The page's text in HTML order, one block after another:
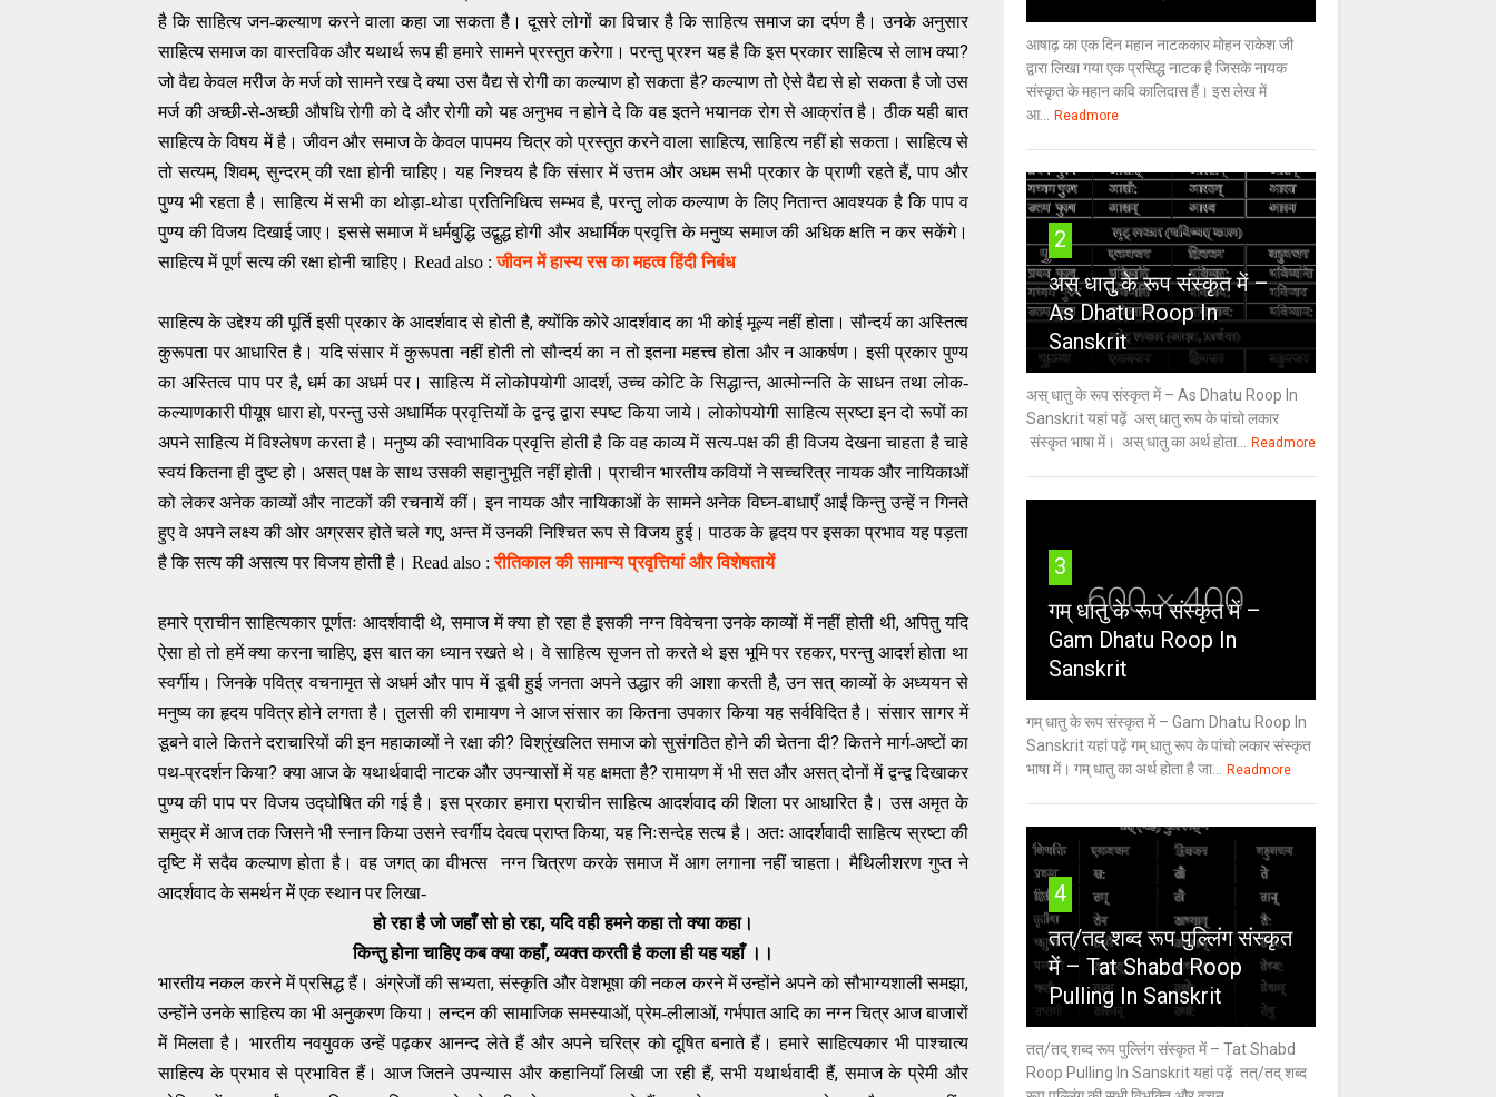
है कि साहित्य जन-कल्याण करने वाला कहा जा सकता है। दूसरे लोगों का विचार है कि साहित्य समाज का दर्पण है। उनके अनुसार
साहित्य समाज का वास्तविक और यथार्थ रूप ही हमारे सामने प्रस्तुत करेगा। परन्तु प्रश्न यह है कि इस प्रकार साहित्य से लाभ क्या?
जो वैद्य केवल मरीज के मर्ज को सामने रख दे क्या उस वैद्य से रोगी का कल्याण हो सकता है?कल्याण तो ऐसे वैद्य से हो सकता है जो उस
मर्ज की अच्छी-से-अच्छी औषधि रोगी को दे और रोगी को यह अनुभव न होने दे कि वह इतने भयानक रोग से आक्रांत है। ठीक यही बात
साहित्य के विषय में है। जीवन और समाज के केवल पापमय चित्र को प्रस्तुत करने वाला साहित्य,साहित्य नहीं हो सकता। साहित्य से
तो सत्यम्,शिवम्,सुन्दरम् की रक्षा होनी चाहिए। यह निश्चय है कि संसार में उत्तम और अधम सभी प्रकार के प्राणी रहते हैं,पाप और
पुण्य भी रहता है। साहित्य में सभी का थोड़ा-थोडा प्रतिनिधित्व सम्भव है,परन्तु लोक कल्याण के लिए नितान्त आवश्यक है कि पाप व
पुण्य की विजय दिखाई जाए। इससे समाज में धर्मबुद्धि उद्बुद्ध होगी और अधार्मिक प्रवृत्ति के मनुष्य समाज की अधिक क्षति न कर सकेंगे।
साहित्य में पूर्ण सत्य की रक्षा होनी चाहिए। Read also :जीवन में हास्य रस का महत्व हिंदी निबंध
साहित्य के उद्देश्य की पूर्ति इसी प्रकार के आदर्शवाद से होती है,क्योंकि कोरे आदर्शवाद का भी कोई मूल्य नहीं होता। सौन्दर्य का अस्तित्व
कुरूपता पर आधारित है। यदि संसार में कुरूपता नहीं होती तो सौन्दर्य का न तो इतना महत्त्व होता और न आकर्षण। इसी प्रकार पुण्य
का अस्तित्व पाप पर है,धर्म का अधर्म पर। साहित्य में लोकोपयोगी आदर्श,उच्च कोटि के सिद्धान्त,आत्मोन्नति के साधन तथा लोक-
कल्याणकारी पीयूष धारा हो,परन्तु उसे अधार्मिक प्रवृत्तियों के द्वन्द्व द्वारा स्पष्ट किया जाये। लोकोपयोगी साहित्य स्रष्टा इन दो रूपों का
अपने साहित्य में विश्लेषण करता है। मनुष्य की स्वाभाविक प्रवृत्ति होती है कि वह काव्य में सत्य-पक्ष की ही विजय देखना चाहता है चाहे
स्वयं कितना ही दुष्ट हो। असत् पक्ष के साथ उसकी सहानुभूति नहीं होती। प्राचीन भारतीय कवियों ने सच्चरित्र नायक और नायिकाओं
को लेकर अनेक काव्यों और नाटकों की रचनायें कीं। इन नायक और नायिकाओं के सामने अनेक विघ्न-बाधाएँ आईं किन्तु उन्हें न गिनते
हुए वे अपने लक्ष्य की ओर अग्रसर होते चले गए, अन्त में उनकी निश्चित रूप से विजय हुई। पाठक के हृदय पर इसका प्रभाव यह पड़ता
है कि सत्य की असत्य पर विजय होती है। Read also :रीतिकाल की सामान्य प्रवृत्तियां और विशेषतायें
हमारे प्राचीन साहित्यकार पूर्णतः आदर्शवादी थे,समाज में क्या हो रहा है इसकी नग्न विवेचना उनके काव्यों में नहीं होती थी,अपितु यदि
ऐसा हो तो हमें क्या करना चाहिए,इस बात का ध्यान रखते थे। वे साहित्य सृजन तो करते थे इस भूमि पर रहकर,परन्तु आदर्श होता था
स्वर्गीय। जिनके पवित्र वचनामृत से अधर्म और पाप में डूबी हुई जनता अपने उद्धार की आशा करती है,उन सत् काव्यों के अध्ययन से
मनुष्य का हृदय पवित्र होने लगता है। तुलसी की रामायण ने आज संसार का कितना उपकार किया यह सर्वविदित है। संसार सागर में
डूबने वाले कितने दराचारियों की इन महाकाव्यों ने रक्षा की?विश्रृंखलित समाज को सुसंगठित होने की चेतना दी?कितने मार्ग-अष्टों का
पथ-प्रदर्शन किया?क्या आज के यथार्थवादी नाटक और उपन्यासों में यह क्षमता है?रामायण में भी सत और असत् दोनों में द्वन्द्व दिखाकर
पुण्य की पाप पर विजय उद्घोषित की गई है। इस प्रकार हमारा प्राचीन साहित्य आदर्शवाद की शिला पर आधारित है। उस अमृत के
समुद्र में आज तक जिसने भी स्नान किया उसने स्वर्गीय देवत्व प्राप्त किया,यह निःसन्देह सत्य है। अतः आदर्शवादी साहित्य स्रष्टा की
दृष्टि में सदैव कल्याण होता है। वह जगत् का वीभत्स
नग्न चित्रण करके समाज में आग लगाना नहीं चाहता। मैथिलीशरण गुप्त ने
आदर्शवाद के समर्थन में एक स्थान पर लिखा-
हो रहा है जो जहाँ सो हो रहा,यदि वही हमने कहा तो क्या कहा।
किन्तु होना चाहिए कब क्या कहाँ,व्यक्त करती है कला ही यह यहाँ ।।
भारतीय नकल करने में प्रसिद्ध हैं। अंग्रेजों की सभ्यता,संस्कृति और वेशभूषा की नकल करने में उन्होंने अपने को सौभाग्यशाली समझा,
उन्होंने उनके साहित्य का भी अनुकरण किया। लन्दन की सामाजिक समस्याओं,प्रेम-लीलाओं,गर्भपात आदि का नग्न चित्र आज बाजारों
में मिलता है। भारतीय नवयुवक उन्हें पढ़कर आनन्द लेते हैं और अपने चरित्र को दूषित बनाते हैं। हमारे साहित्यकार भी पाश्चात्य
साहित्य के प्रभाव से प्रभावित हैं। आज जितने उपन्यास और कहानियाँ लिखी जा रही हैं,सभी यथार्थवादी हैं,समाज के प्रेमी और
आषाढ़ का एक दिन महान नाटककार मोहन राकेश जी
द्वारा लिखा गया एक प्रसिद्ध नाटक है जिसके नायक
संस्कृत के महान कवि कालिदास हैं। इस लेख में
आ... Readmore
2
अस् धातु के रूप संस्कृत में –
As Dhatu Roop In
Sanskrit
अस् धातु के रूप संस्कृत में – As Dhatu Roop In
Sanskrit यहां पढ़ें अस् धातु रूप के पांचो लकार
संस्कृत भाषा में। अस् धातु का अर्थ होता... Readmore
3
गम् धातु के रूप संस्कृत में –
Gam Dhatu Roop In
Sanskrit
गम् धातु के रूप संस्कृत में – Gam Dhatu Roop In
Sanskrit यहां पढ़ें गम् धातु रूप के पांचो लकार संस्कृत
भाषा में। गम् धातु का अर्थ होता है जा... Readmore
4
तत्/तद् शब्द रूप पुल्लिंग संस्कृत
में – Tat Shabd Roop
Pulling In Sanskrit
तत्/तद् शब्द रूप पुल्लिंग संस्कृत में – Tat Shabd
Roop Pulling In Sanskrit यहां पढ़ें तत्/तद् शब्द